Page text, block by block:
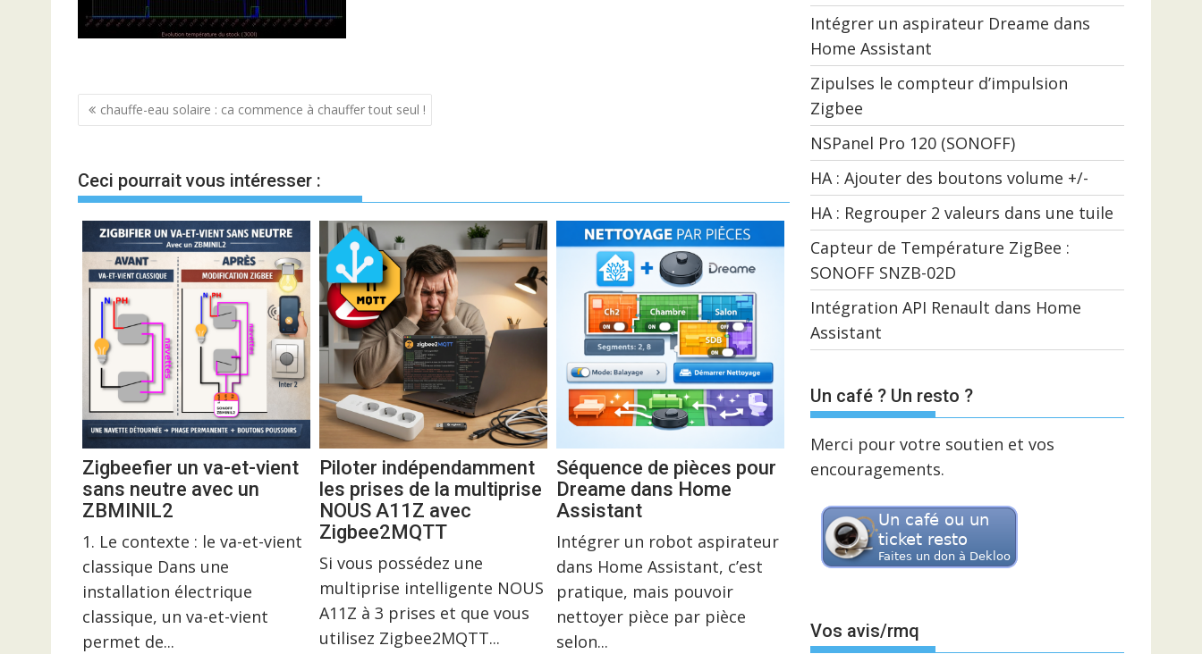
Navigation
l’article
chauffe-eau solaire : ca commence à chauffer tout seul !
Ceci pourrait vous intéresser :
Zigbeefier un va-et-vient
sans neutre avec un
ZBMINIL2
1. Le contexte : le va-et-vient
classique Dans une
installation électrique
classique, un va-et-vient
permet de...
Piloter indépendamment
les prises de la multiprise
NOUS A11Z avec
Zigbee2MQTT
Si vous possédez une
multiprise intelligente NOUS
A11Z à 3 prises et que vous
utilisez Zigbee2MQTT...
Séquence de pièces pour
Dreame dans Home
Assistant
Intégrer un robot aspirateur
dans Home Assistant, c’est
pratique, mais pouvoir
nettoyer pièce par pièce
selon...
Intégrer un aspirateur Dreame dans
Home Assistant
Zipulses le compteur d’impulsion
Zigbee
NSPanel Pro 120 (SONOFF)
HA : Ajouter des boutons volume +/-
HA : Regrouper 2 valeurs dans une tuile
Capteur de Température ZigBee :
SONOFF SNZB-02D
Intégration API Renault dans Home
Assistant
Un café ? Un resto ?
Merci pour votre soutien et vos
encouragements.
Vos avis/rmq